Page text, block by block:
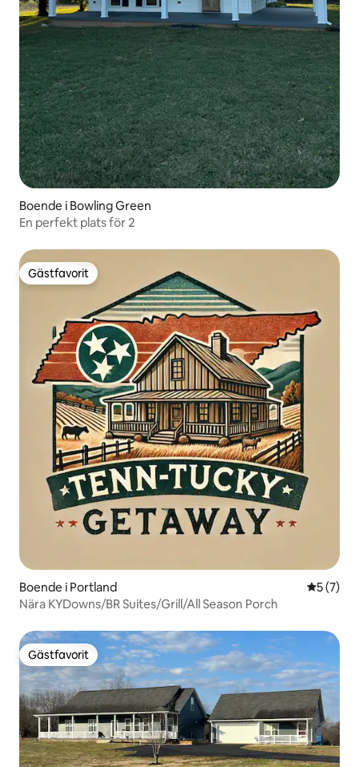
Boende i Bowling Green
En perfekt plats för 2
Gästfavorit
Gästfavorit
Boende i Portland 5 av 5 i
5 (7)
Nära KYDowns/BR Suites/Grill/All Season Porch
Gästfavorit
Gästfavorit